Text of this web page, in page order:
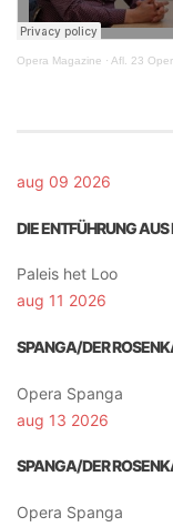
Opera Magazine · Afl. 23
aug 09 2026
DIE ENTFÜHRUNG
Paleis het Loo
aug 11 2026
SPANGA/DER
Opera Spanga
aug 13 2026
SPANGA/DER
Opera Spanga